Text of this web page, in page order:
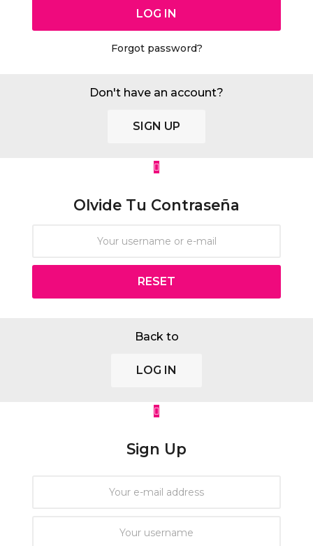
LOG IN
Forgot password?
Don't have an account?
SIGN UP
Olvide Tu Contraseña
RESET
Back to
LOG IN
Sign Up